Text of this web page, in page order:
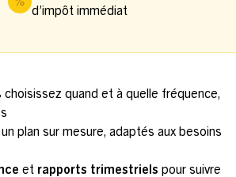
d’impôt immédiat
choisissez quand et à quelle fréquence,
plan sur mesure, adaptés aux besoins
et rapports trimestriels pour suivre